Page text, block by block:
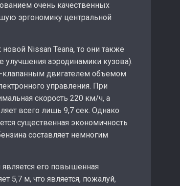
очень качественных
эргономику центральной
Nissan Teana, то они также
улучшения аэродинамики кузова).
клапанным двигателем объемом
управления. При
скорость 220 км/ч, а
всего лишь 9,7 сек. Однако
существенная экономичность
составляет немногим
его повышенная
5,7 м, что является, пожалуй,